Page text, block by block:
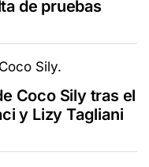
de pruebas
Coco Sily tras el
y Lizy Tagliani